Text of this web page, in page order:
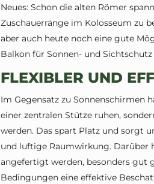
Neues: Schon die alten Römer
Zuschauerränge im Kolosseum zu
aber auch heute noch eine gute
Balkon für Sonnen- und Sichtschutz
FLEXIBLER UND
Im Gegensatz zu Sonnenschirmen
einer zentralen Stütze ruhen,
werden. Das spart Platz und sorgt
und luftige Raumwirkung. Darüber
angefertigt werden, besonders gut
Bedingungen eine effektive